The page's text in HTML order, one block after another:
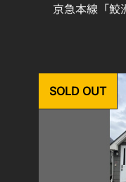
京急本線「鮫
SOLD OUT